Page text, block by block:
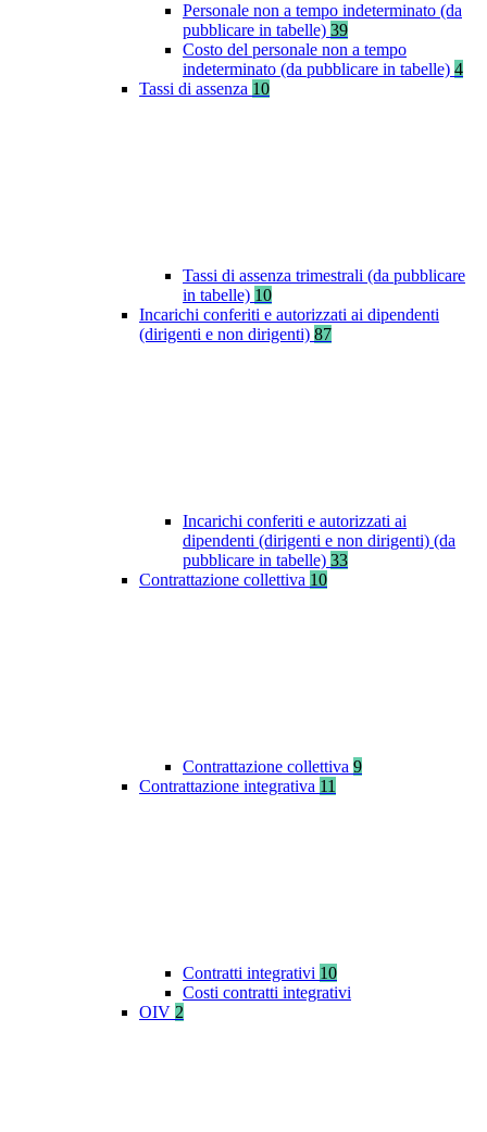
Personale non a tempo indeterminato (da
pubblicare in tabelle) 39
Costo del personale non a tempo
indeterminato (da pubblicare in tabelle) 4
Tassi di assenza 10
Tassi di assenza trimestrali (da pubblicare
in tabelle) 10
Incarichi conferiti e autorizzati ai dipendenti
(dirigenti e non dirigenti) 87
Incarichi conferiti e autorizzati ai
dipendenti (dirigenti e non dirigenti) (da
pubblicare in tabelle) 33
Contrattazione collettiva 10
Contrattazione collettiva 9
Contrattazione integrativa 11
Contratti integrativi 10
Costi contratti integrativi
OIV 2